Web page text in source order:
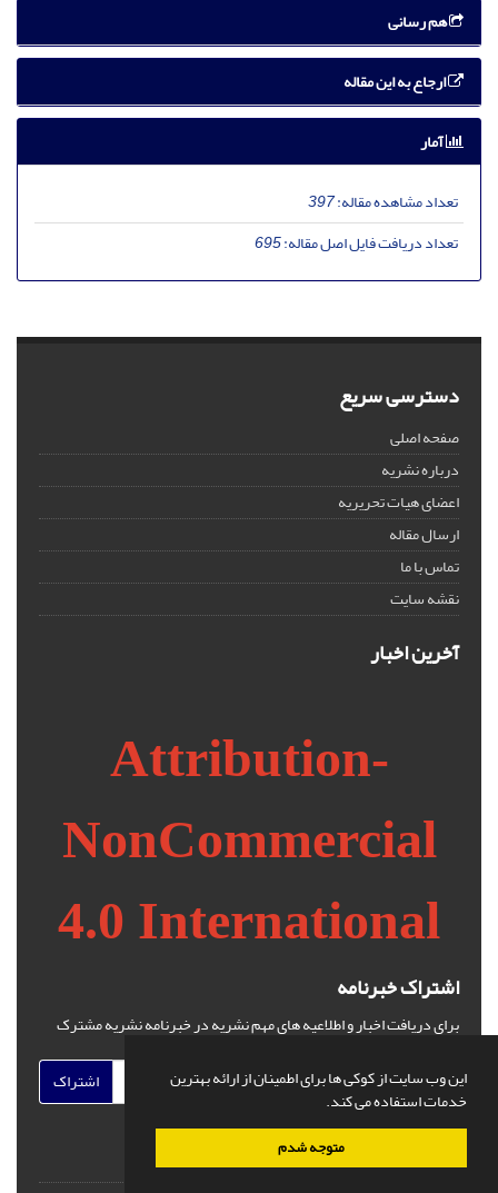
این وب سایت از کوکی ها برای اطمینان از ارائه بهترین
خدمات استفاده می کند.
متوجه شدم
هم رسانی
ارجاع به این مقاله
آمار
تعداد مشاهده مقاله:397
تعداد دریافت فایل اصل مقاله:695
دسترسی سریع
صفحه اصلی
درباره نشریه
اعضای هیات تحریریه
ارسال مقاله
تماس با ما
نقشه سایت
آخرین اخبار
Attribution-
NonCommercial
4.0 International
اشتراک خبرنامه
برای دریافت اخبار و اطلاعیه های مهم نشریه در خبرنامه نشریه مشترک
اشتراک